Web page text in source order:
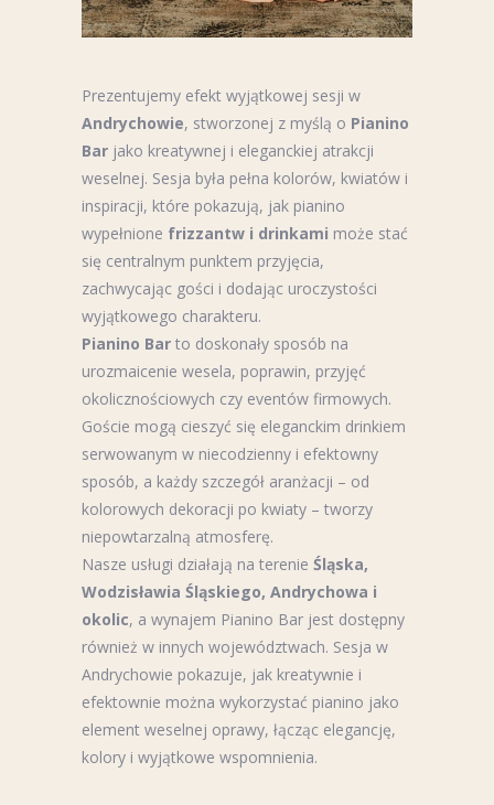
Prezentujemy efekt wyjątkowej sesji w
Andrychowie, stworzonej z myślą o Pianino
Bar jako kreatywnej i eleganckiej atrakcji
weselnej. Sesja była pełna kolorów, kwiatów i
inspiracji, które pokazują, jak pianino
wypełnione frizzantw i drinkami może stać
się centralnym punktem przyjęcia,
zachwycając gości i dodając uroczystości
wyjątkowego charakteru.
Pianino Bar to doskonały sposób na
urozmaicenie wesela, poprawin, przyjęć
okolicznościowych czy eventów firmowych.
Goście mogą cieszyć się eleganckim drinkiem
serwowanym w niecodzienny i efektowny
sposób, a każdy szczegół aranżacji – od
kolorowych dekoracji po kwiaty – tworzy
niepowtarzalną atmosferę.
Nasze usługi działają na terenie Śląska,
Wodzisławia Śląskiego, Andrychowa i
okolic, a wynajem Pianino Bar jest dostępny
również w innych województwach. Sesja w
Andrychowie pokazuje, jak kreatywnie i
efektownie można wykorzystać pianino jako
element weselnej oprawy, łącząc elegancję,
kolory i wyjątkowe wspomnienia.